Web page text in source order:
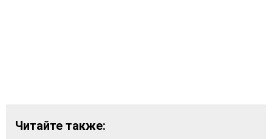
Читайте также: